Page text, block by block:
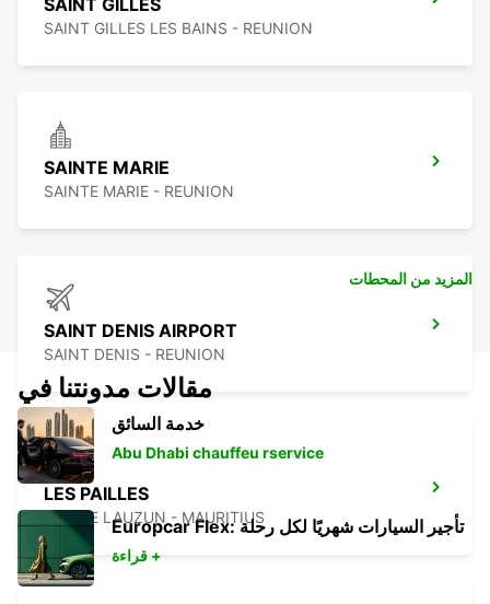
SAINT GILLES
SAINT GILLES LES BAINS - REUNION
SAINTE MARIE
SAINTE MARIE - REUNION
SAINT DENIS AIRPORT
SAINT DENIS - REUNION
LES PAILLES
PLAINE LAUZUN - MAURITIUS
المزيد من المحطات
مقالات مدونتنا في
خدمة السائق
Abu Dhabi chauffeu rservice
Europcar Flex: تأجير السيارات شهريًا لكل رحلة
قراءة +